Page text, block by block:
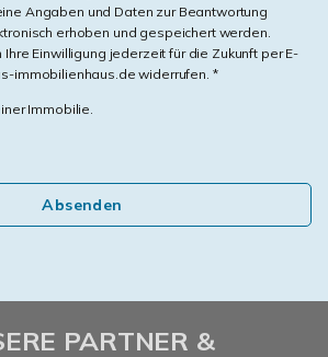
Angaben und Daten zur Beantwortung
erhoben und gespeichert werden.
Ihre Einwilligung jederzeit für die Zukunft per E-
immobilienhaus.de widerrufen. *
Immobilie.
Absenden
PARTNER &